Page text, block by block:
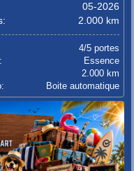
05-2026
2.000 km
4/5 portes
Essence
2.000 km
Boite automatique